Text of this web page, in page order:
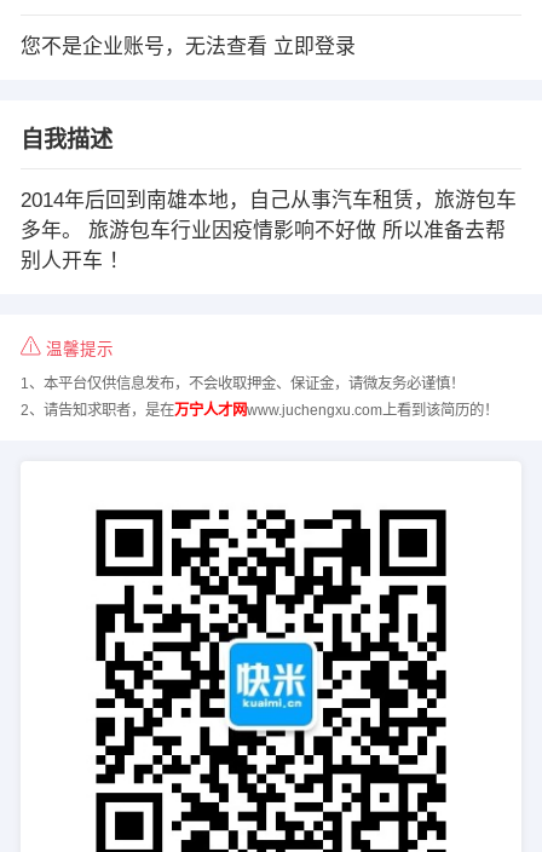
您不是企业账号，无法查看 立即登录
自我描述
2014年后回到南雄本地，自己从事汽车租赁，旅游包车
多年。 旅游包车行业因疫情影响不好做 所以准备去帮
别人开车 ！
温馨提示
1、本平台仅供信息发布，不会收取押金、保证金，请微友务必谨慎！
2、请告知求职者，是在万宁人才网www.juchengxu.com上看到该简历的！